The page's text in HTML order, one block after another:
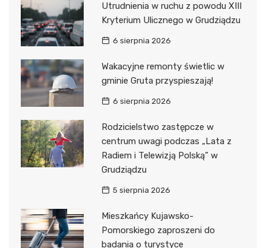
Utrudnienia w ruchu z powodu XIII
Kryterium Ulicznego w Grudziądzu
6 sierpnia 2026
Wakacyjne remonty świetlic w
gminie Gruta przyspieszają!
6 sierpnia 2026
Rodzicielstwo zastępcze w
centrum uwagi podczas „Lata z
Radiem i Telewizją Polską” w
Grudziądzu
5 sierpnia 2026
Mieszkańcy Kujawsko-
Pomorskiego zaproszeni do
badania o turystyce